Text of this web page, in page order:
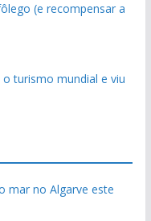
(e recompensar a
turismo mundial e viu
mar no Algarve este